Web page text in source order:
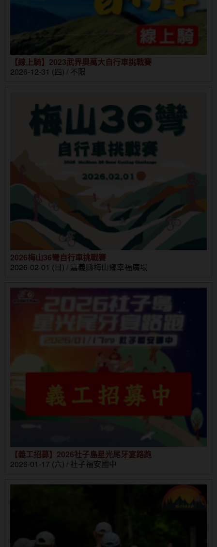
【線上騎】2023武界奧萬大自行車挑戰賽
2026-12-31 (四) / 不限
2026梅山36彎自行車挑戰賽
2026-02-01 (日) / 嘉義縣梅山鄉幸福廣場
【義工招募】2026社子島星光尾牙宴路跑
2026-01-17 (六) / 社子福安國中